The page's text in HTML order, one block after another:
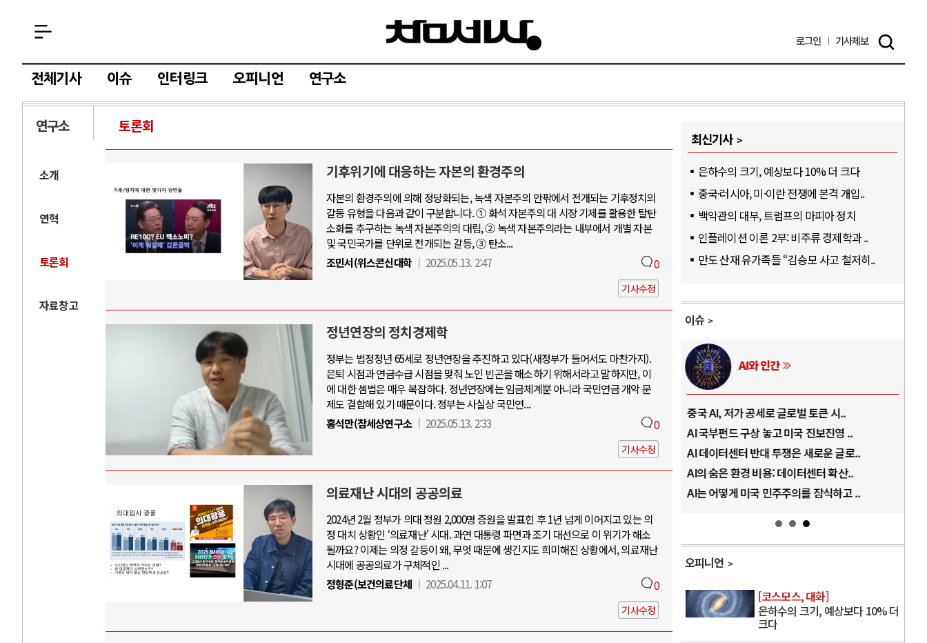
로그인 기사제보
전체기사 이슈 인터링크 오피니언 연구소
연구소 토론회
소개
연혁
토론회
자료창고
기후위기에 대응하는 자본의 환경주의
자본의 환경주의에 의해 정당화되는, 녹색 자본주의 안팎에서 전개되는 기후정치의
갈등 유형을 다음과 같이 구분합니다. ① 화석 자본주의 대 시장 기제를 활용한 탈탄
소화를 추구하는 녹색 자본주의의 대립, ② 녹색 자본주의라는 내부에서 개별 자본
및 국민국가를 단위로 전개되는 갈등, ③ 탄소...
조민서(위스콘신대학
2025.05.13. 2:47 0
기사수정
정년연장의 정치경제학
정부는 법정정년 65세로 정년연장을 추진하고 있다(새정부가 들어서도 마찬가지).
은퇴 시점과 연금수급 시점을 맞춰 노인 빈곤을 해소하기 위해서라고 말하지만, 이
에 대한 셈법은 매우 복잡하다. 정년연장에는 임금체계뿐 아니라 국민연금 개악 문
제도 결합해 있기 때문이다. 정부는 사실상 국민연...
홍석만(참세상연구소
2025.05.13. 2:33 0
기사수정
의료재난 시대의 공공의료
2024년 2월 정부가 의대 정원 2,000명 증원을 발표힌 후 1년 넘게 이어지고 있는 의
정 대치 상황인 ‘의료재난' 시대. 과연 대통령 파면과 조기 대선으로 이 위기가 해소
될까요? 이제는 의정 갈등이 왜, 무엇 때문에 생긴지도 희미해진 상황에서, 의료재난
시대에 공공의료가 구체적인 ...
정형준(보건의료단체
2025.04.11. 1:07 0
기사수정
최신기사
은하수의 크기, 예상보다 10% 더 크다
중국·러시아, 미·이란 전쟁에 본격 개입..
백악관의 대부, 트럼프의 마피아 정치
인플레이션 이론 2부: 비주류 경제학과 ..
만도 산재 유가족들 “김승모 사고 철저히..
이슈
중국 AI, 저가 공세로 글로벌 토큰 시..
AI 국부펀드 구상 놓고 미국 진보진영 ..
AI 데이터센터 반대 투쟁은 새로운 글로..
AI의 숨은 환경 비용: 데이터센터 확산..
러시아-우크라이나 전쟁
전쟁의 추상화: 우크라이나, 대리전의 역..
EU·우크라이나 드론 협력 직후, 러시아..
나토, 우크라 군사지원 2027년까지 공..
우크라이나, 덴마크, 에스토니아, 네덜란..
러·우크라, 대규모 공습 주고받아…민간 ..
중동 위기
호르무즈 갈등 격화, 트럼프 정치·경제 ..
호르무즈 해협 통행료를 철회한 트럼프
이란, 호르무즈 해협 봉쇄 선택한 배경
트럼프, 이란 압박수단 한계 직면
AI와 인간
중국 AI, 저가 공세로 글로벌 토큰 시..
AI 국부펀드 구상 놓고 미국 진보진영 ..
AI 데이터센터 반대 투쟁은 새로운 글로..
AI의 숨은 환경 비용: 데이터센터 확산..
AI는 어떻게 미국 민주주의를 잠식하고 ..
오피니언
[코스모스, 대화]
은하수의 크기, 예상보다 10% 더
크다